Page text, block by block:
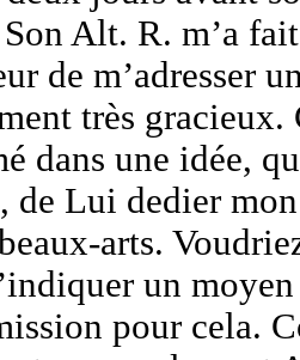
Alt. R. m’a fait
de m’adresser
très gracieux.
dans une idée,
de Lui dedier
arts.
un
pour cela.